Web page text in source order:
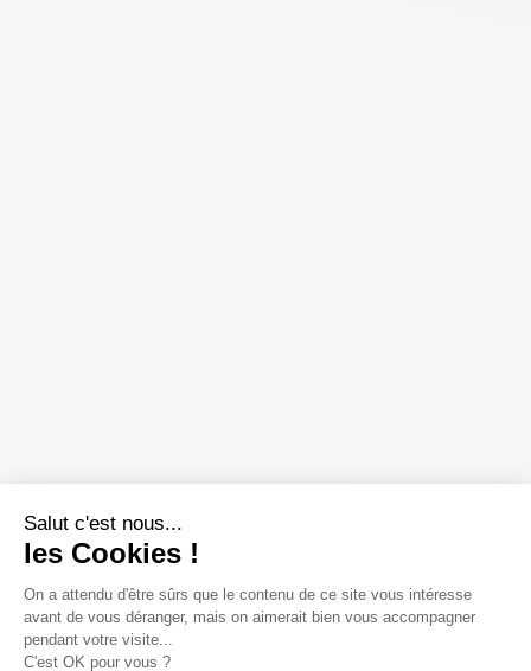
Salut c'est nous...
les Cookies !
On a attendu d'être sûrs que le contenu de ce site vous intéresse
avant de vous déranger, mais on aimerait bien vous accompagner
pendant votre visite...
C'est OK pour vous ?